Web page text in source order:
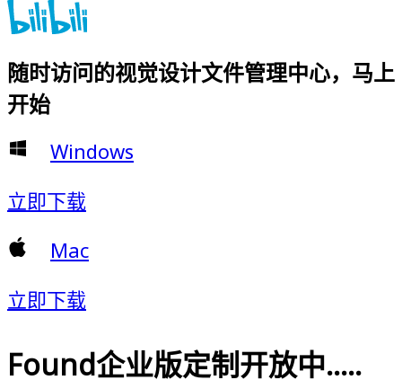
随时访问的视觉设计文件管理中心，马上
开始
Windows
立即下载
Mac
立即下载
Found企业版定制开放中.....